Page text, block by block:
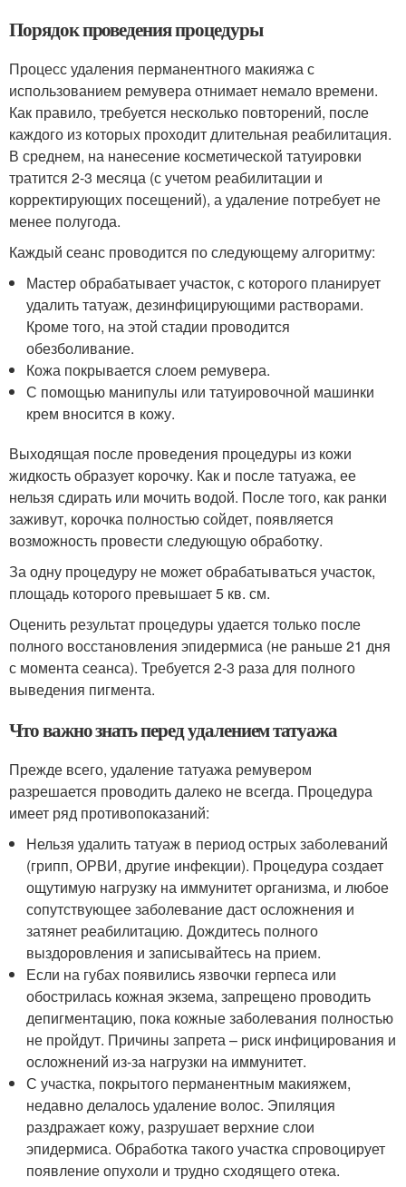
Порядок проведения процедуры
Процесс удаления перманентного макияжа с
использованием ремувера отнимает немало времени.
Как правило, требуется несколько повторений, после
каждого из которых проходит длительная реабилитация.
В среднем, на нанесение косметической татуировки
тратится 2-3 месяца (с учетом реабилитации и
корректирующих посещений), а удаление потребует не
менее полугода.
Каждый сеанс проводится по следующему алгоритму:
Мастер обрабатывает участок, с которого планирует
удалить татуаж, дезинфицирующими растворами.
Кроме того, на этой стадии проводится
обезболивание.
Кожа покрывается слоем ремувера.
С помощью манипулы или татуировочной машинки
крем вносится в кожу.
Выходящая после проведения процедуры из кожи
жидкость образует корочку. Как и после татуажа, ее
нельзя сдирать или мочить водой. После того, как ранки
заживут, корочка полностью сойдет, появляется
возможность провести следующую обработку.
За одну процедуру не может обрабатываться участок,
площадь которого превышает 5 кв. см.
Оценить результат процедуры удается только после
полного восстановления эпидермиса (не раньше 21 дня
с момента сеанса). Требуется 2-3 раза для полного
выведения пигмента.
Что важно знать перед удалением татуажа
Прежде всего, удаление татуажа ремувером
разрешается проводить далеко не всегда. Процедура
имеет ряд противопоказаний:
Нельзя удалить татуаж в период острых заболеваний
(грипп, ОРВИ, другие инфекции). Процедура создает
ощутимую нагрузку на иммунитет организма, и любое
сопутствующее заболевание даст осложнения и
затянет реабилитацию. Дождитесь полного
выздоровления и записывайтесь на прием.
Если на губах появились язвочки герпеса или
обострилась кожная экзема, запрещено проводить
депигментацию, пока кожные заболевания полностью
не пройдут. Причины запрета – риск инфицирования и
осложнений из-за нагрузки на иммунитет.
С участка, покрытого перманентным макияжем,
недавно делалось удаление волос. Эпиляция
раздражает кожу, разрушает верхние слои
эпидермиса. Обработка такого участка спровоцирует
появление опухоли и трудно сходящего отека.